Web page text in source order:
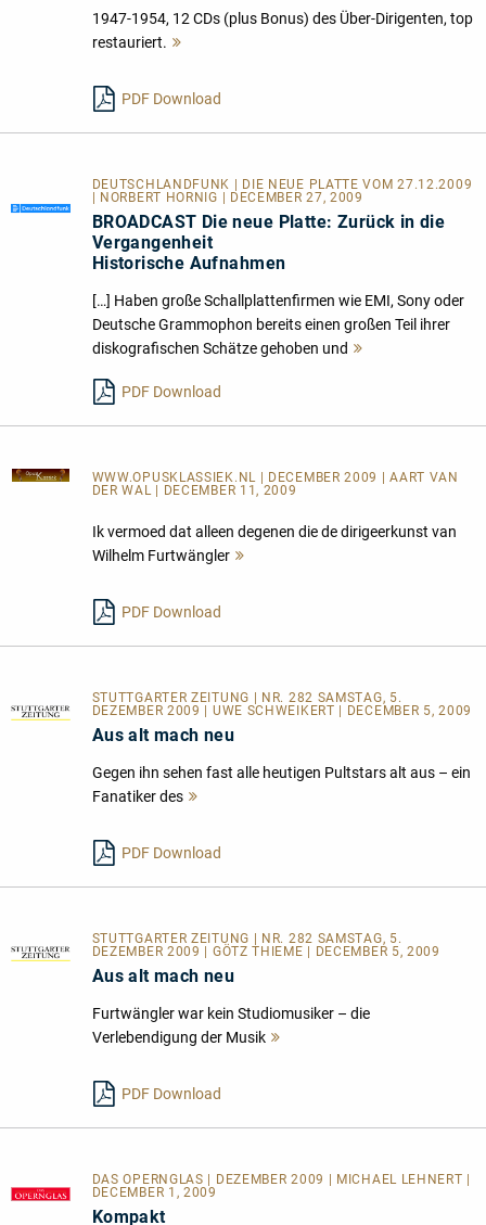
1947-1954, 12 CDs (plus Bonus) des Über-Dirigenten, top
restauriert.
PDF Download
DEUTSCHLANDFUNK | DIE NEUE PLATTE VOM 27.12.2009
| NORBERT HORNIG | DECEMBER 27, 2009
BROADCAST Die neue Platte: Zurück in die
Vergangenheit
Historische Aufnahmen
[…] Haben große Schallplattenfirmen wie EMI, Sony oder
Deutsche Grammophon bereits einen großen Teil ihrer
diskografischen Schätze gehoben und
PDF Download
WWW.OPUSKLASSIEK.NL | DECEMBER 2009 | AART VAN
DER WAL | DECEMBER 11, 2009
Ik vermoed dat alleen degenen die de dirigeerkunst van
Wilhelm Furtwängler
PDF Download
STUTTGARTER ZEITUNG | NR. 282 SAMSTAG, 5.
DEZEMBER 2009 | UWE SCHWEIKERT | DECEMBER 5, 2009
Aus alt mach neu
Gegen ihn sehen fast alle heutigen Pultstars alt aus – ein
Fanatiker des
PDF Download
STUTTGARTER ZEITUNG | NR. 282 SAMSTAG, 5.
DEZEMBER 2009 | GÖTZ THIEME | DECEMBER 5, 2009
Aus alt mach neu
Furtwängler war kein Studiomusiker – die
Verlebendigung der Musik
PDF Download
DAS OPERNGLAS | DEZEMBER 2009 | MICHAEL LEHNERT |
DECEMBER 1, 2009
Kompakt